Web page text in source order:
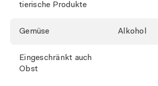
tierische Produkte
Gemüse Alkohol
Eingeschränkt auch
Obst